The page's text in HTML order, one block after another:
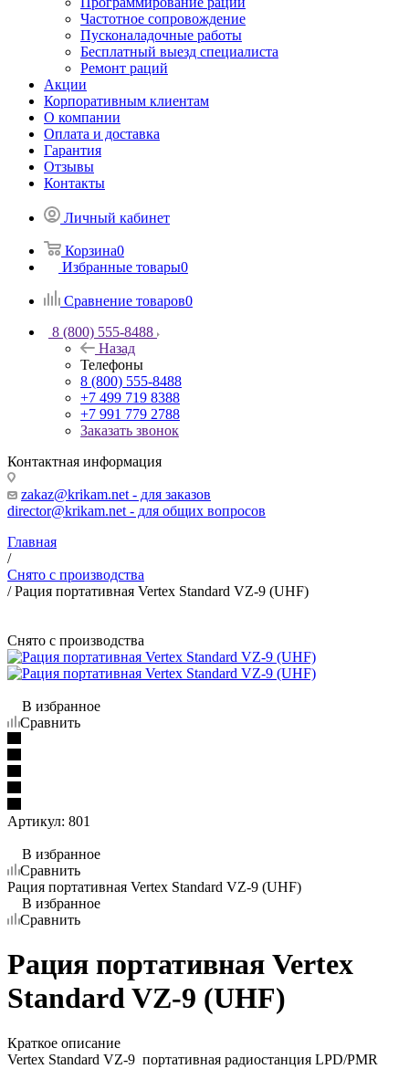
Частотное сопровождение
Пусконаладочные работы
Бесплатный выезд специалиста
Ремонт раций
Акции
Корпоративным клиентам
О компании
Оплата и доставка
Гарантия
Отзывы
Контакты
Личный кабинет
Корзина0
Избранные товары0
Сравнение товаров0
8 (800) 555-8488
Назад
Телефоны
8 (800) 555-8488
+7 499 719 8388
+7 991 779 2788
Заказать звонок
Контактная информация
zakaz@krikam.net - для заказов
director@krikam.net - для общих вопросов
Главная
/
Снято с производства
/Рация портативная Vertex Standard VZ-9 (UHF)
Снято с производства
В избранное
Сравнить
Артикул: 801
В избранное
Сравнить
Рация портативная Vertex Standard VZ-9 (UHF)
В избранное
Сравнить
Рация портативная Vertex
Standard VZ-9 (UHF)
Краткое описание
Vertex Standard VZ-9 портативная радиостанция LPD/PMR